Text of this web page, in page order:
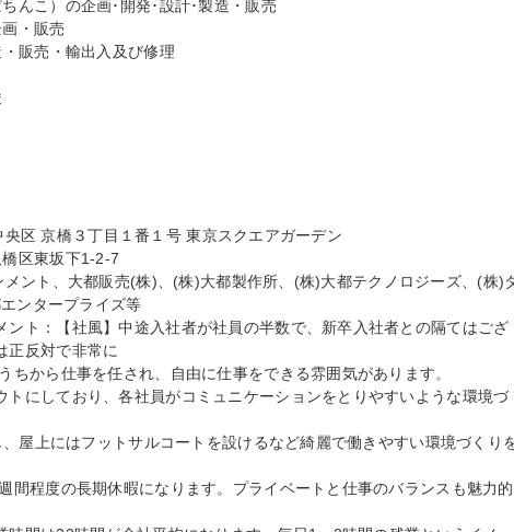
んこ）の企画･開発･設計･製造・販売
・販売
販売・輸出入及び修理
区 京橋３丁目１番１号 東京スクエアガーデン
区東坂下1-2-7
ント、大都販売(株)、(株)大都製作所、(株)大都テクノロジーズ、(株)
ンタープライズ等
ント：【社風】中途入社者が社員の半数で、新卒入社者との隔てはござ
正反対で非常に
トにしており、各社員がコミュニケーションをとりやすいような環境づ
間程度の長期休暇になります。プライベートと仕事のバランスも魅力的